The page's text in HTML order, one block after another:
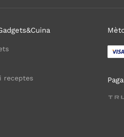
receptes